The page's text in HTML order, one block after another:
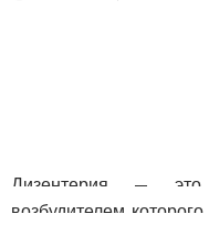
Дизентерия — это
возбудителем